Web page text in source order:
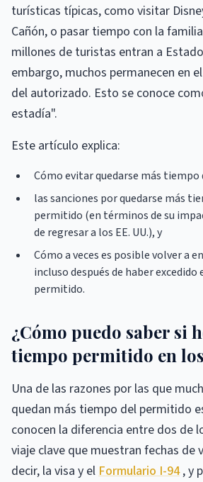
turísticas típicas, como visitar
Cañón, o pasar tiempo con la
millones de turistas entran a
embargo, muchos permanecen en
del autorizado. Esto se conoce
estadía".
Este artículo explica:
Cómo evitar quedarse más
las sanciones por quedarse más
permitido (en términos de su
de regresar a los EE. UU.), y
Cómo a veces es posible volver a
incluso después de haber
permitido.
¿Cómo puedo saber si
tiempo permitido en los
Una de las razones por las que
quedan más tiempo del permitido
conocen la diferencia entre dos de
viaje clave que muestran fechas de
decir, la visa y elFormulario I-94, y